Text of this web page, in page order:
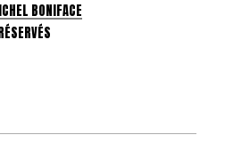
BONIFACE